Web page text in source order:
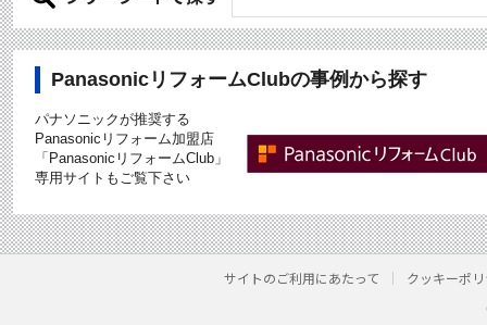
PanasonicリフォームClubの事例から探す
パナソニックが推奨する
Panasonicリフォーム加盟店
「PanasonicリフォームClub」
専用サイトもご覧下さい
サイトのご利用にあたって クッキーポ